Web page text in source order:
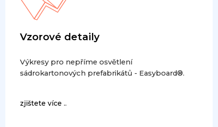
Vzorové detaily
Výkresy pro nepříme osvětlení
sádrokartonových prefabrikátů - Easyboard®.
zjištete více ..